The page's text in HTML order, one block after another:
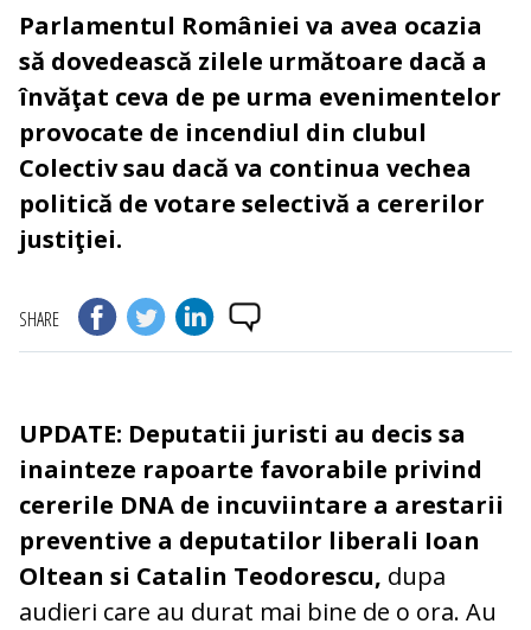
Parlamentul României va avea ocazia
să dovedească zilele următoare dacă a
învăţat ceva de pe urma evenimentelor
provocate de incendiul din clubul
Colectiv sau dacă va continua vechea
politică de votare selectivă a cererilor
justiţiei.
SHARE
UPDATE: Deputatii juristi au decis sa
inainteze rapoarte favorabile privind
cererile DNA de incuviintare a arestarii
preventive a deputatilor liberali Ioan
Oltean si Catalin Teodorescu, dupa
audieri care au durat mai bine de o ora. Au